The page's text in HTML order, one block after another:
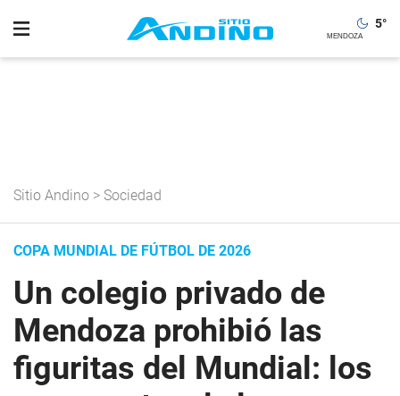
5°
Sitio Andino > Sociedad
COPA MUNDIAL DE FÚTBOL DE 2026
Un colegio privado de
Mendoza prohibió las
figuritas del Mundial: los